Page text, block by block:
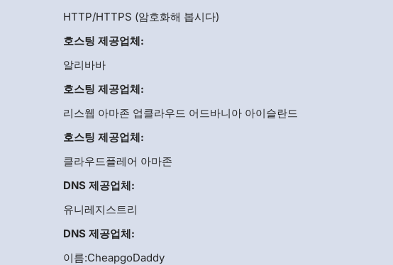
HTTP/HTTPS (암호화해 봅시다)
호스팅 제공업체:
알리바바
호스팅 제공업체:
리스웹 아마존 업클라우드 어드바니아 아이슬란드
호스팅 제공업체:
클라우드플레어 아마존
DNS 제공업체:
유니레지스트리
DNS 제공업체:
이름:CheapgoDaddy